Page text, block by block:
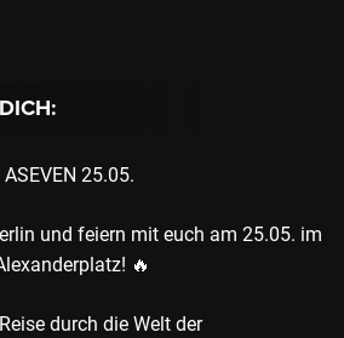
25.05.
und feiern mit euch am 25.05. im
🔥
durch die Welt der